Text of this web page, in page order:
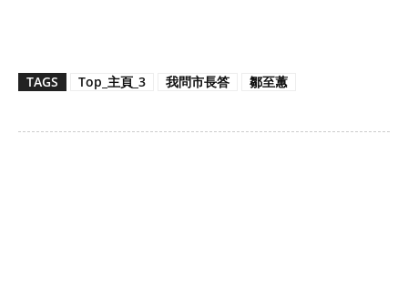
TAGS Top_主頁_3 我問市長答 鄒至蕙